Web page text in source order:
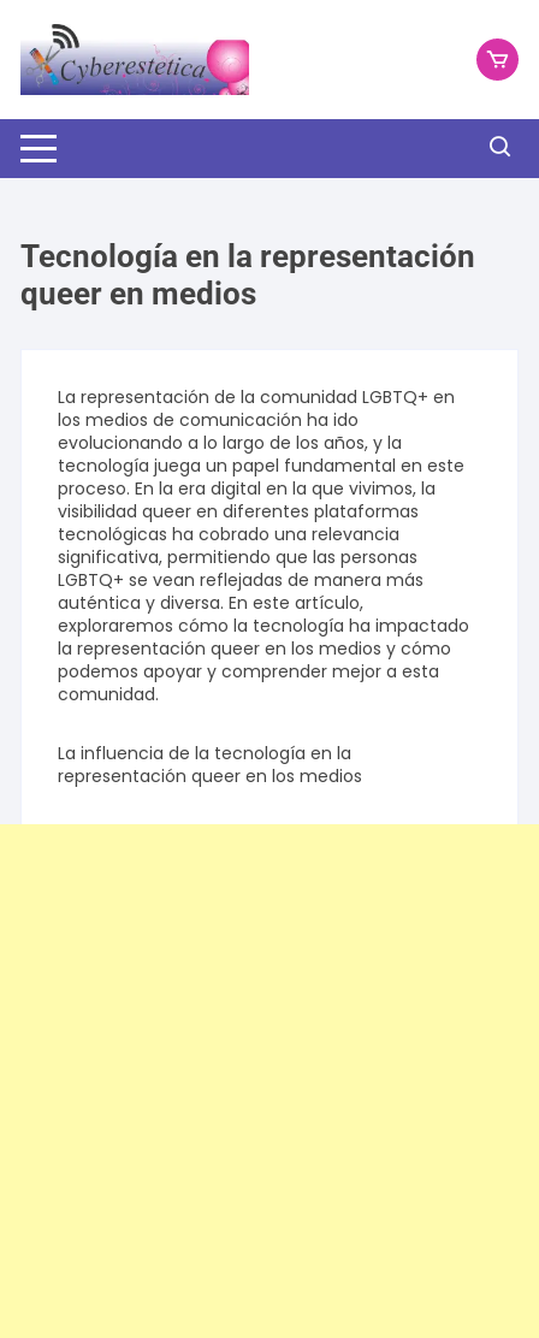
contenido
Tecnología en la representación
queer en medios
La representación de la comunidad LGBTQ+ en
los medios de comunicación ha ido
evolucionando a lo largo de los años, y la
tecnología juega un papel fundamental en este
proceso. En la era digital en la que vivimos, la
visibilidad queer en diferentes plataformas
tecnológicas ha cobrado una relevancia
significativa, permitiendo que las personas
LGBTQ+ se vean reflejadas de manera más
auténtica y diversa. En este artículo,
exploraremos cómo la tecnología ha impactado
la representación queer en los medios y cómo
podemos apoyar y comprender mejor a esta
comunidad.
La influencia de la tecnología en la
representación queer en los medios